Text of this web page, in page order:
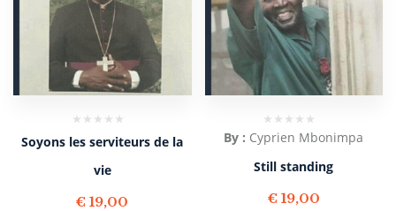
Soyons les serviteurs de la
vie
€ 19,00
By : Cyprien Mbonimpa
Still standing
€ 19,00